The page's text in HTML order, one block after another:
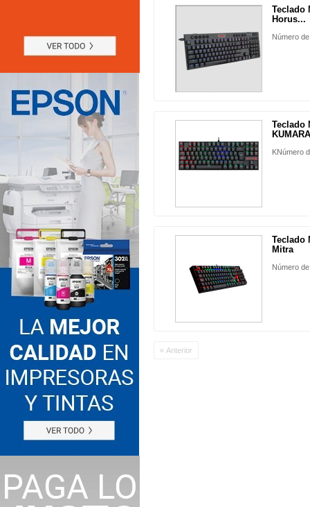
Teclado
Horus...
Número
Teclado
KNúmero
Teclado
Mitra
Número
« Anterior